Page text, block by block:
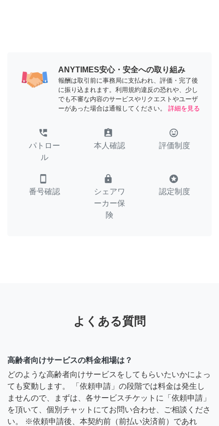
ANYTIMES安心・安全への取り組み
報酬は取引前に事務局に支払われ、評価・完了後
に振り込まれます。利用規約違反の恐れや、少し
でも不審な内容のサービスやリクエストやユーザ
ーがあった場合は通報してください。
詳細を見る
perm_phone_msg
パトロー
ル
assignment_ind
本人確認
tag_faces
評価制度
smartphone
番号確認
lock
シェアワ
ーカー保
険
stars
認定制度
よくある質問
高齢者向けサービスの料金相場は？
どのような高齢者向けサービスをしてもらいたいかによっ
ても変動します。 「依頼申請」の段階では料金は発生し
ませんので、まずは、各サービスチケットに「依頼申請」
を頂いて、個別チャットにてお問い合わせ、ご相談くださ
い。 ※依頼申請後、本契約前（前払い決済前）であれ